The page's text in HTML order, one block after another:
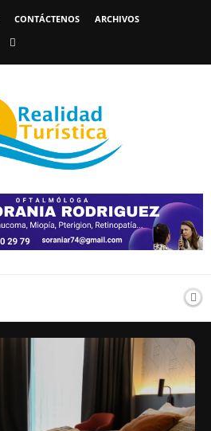
CONTÁCTENOS ARCHIVOS